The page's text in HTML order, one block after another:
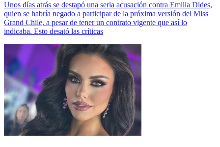
Unos días atrás se destapó una seria acusación contra Emilia Dides,
quien se habría negado a participar de la próxima versión del Miss
Grand Chile, a pesar de tener un contrato vigente que así lo
indicaba. Esto desató las críticas